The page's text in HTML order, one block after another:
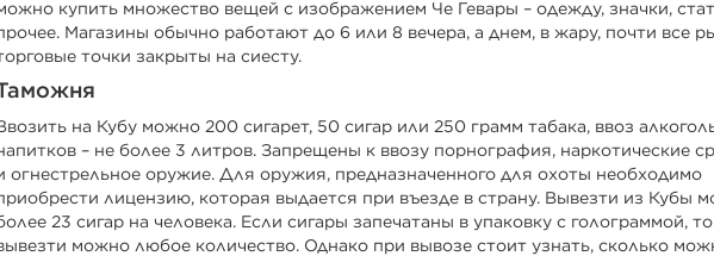
купить множество вещей с изображением Че Гевары – одежду, значки,
Магазины обычно работают до 6 или 8 вечера, а днем, в жару, почти все
точки закрыты на сиесту.
на Кубу можно 200 сигарет, 50 сигар или 250 грамм табака, ввоз
– не более 3 литров. Запрещены к ввозу порнография, наркотические
огнестрельное оружие. Для оружия, предназначенного для охоты необходимо
лицензию, которая выдается при въезде в страну. Вывезти из Кубы
23 сигар на человека. Если сигары запечатаны в упаковку с голограммой, то
можно любое количество. Однако при вывозе стоит узнать, сколько